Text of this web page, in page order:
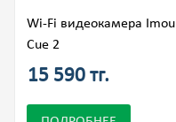
Wi-Fi видеокамера Imou
Cue 2
15 590 тг.